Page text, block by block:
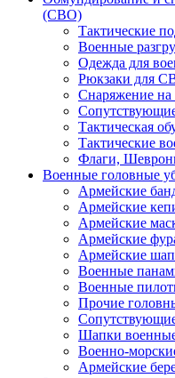
(СВО)
Тактические
Военные
Одежда для
Рюкзаки для
Снаряжение
Тактическая
Тактические
Флаги,
Военные головные
Армейские
Армейские
Армейские
Армейские
Армейские
Военные
Военные
Прочие
Шапки
Военно-
Армейские